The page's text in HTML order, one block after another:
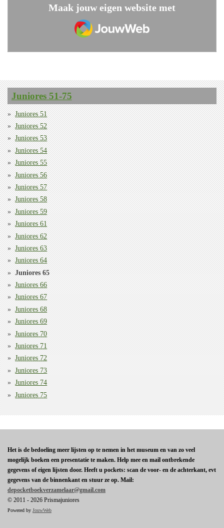
Maak jouw eigen website met
JouwWeb
Juniores 51-75
Juniores 51
Juniores 52
Juniores 53
Juniores 54
Juniores 55
Juniores 56
Juniores 57
Juniores 58
Juniores 59
Juniores 61
Juniores 62
Juniores 63
Juniores 64
Juniores 65
Juniores 66
Juniores 67
Juniores 68
Juniores 69
Juniores 70
Juniores 71
Juniores 72
Juniores 73
Juniores 74
Juniores 75
Het is de bedoeling meer lijsten op te nemen in het museum en van zo veel
mogelijk boeken een presentatie te maken. Help mee en mail ontbrekende
gegevens of eigen lijsten door. Heeft u pockets: scan de voor- en de achterkant, evt
gegevens van de binnenkant en stuur ze op. Mail:
depocketboekverzamelaar@gmail.com
© 2011 - 2026 Prismajuniores
Powered by JouwWeb